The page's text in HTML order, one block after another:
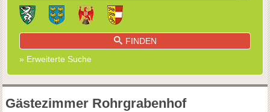
FINDEN
» Erweiterte Suche
Gästezimmer Rohrgrabenhof